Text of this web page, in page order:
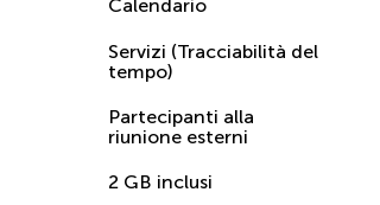
Calendario
Servizi (Tracciabilità del
tempo)
Partecipanti alla
riunione esterni
2 GB inclusi